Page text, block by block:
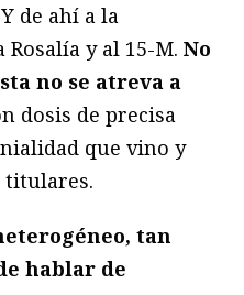
de ahí a la
y al 15-M. No
no se atreva a
dosis de precisa
que vino y
titulares.
neo, tan
hablar de